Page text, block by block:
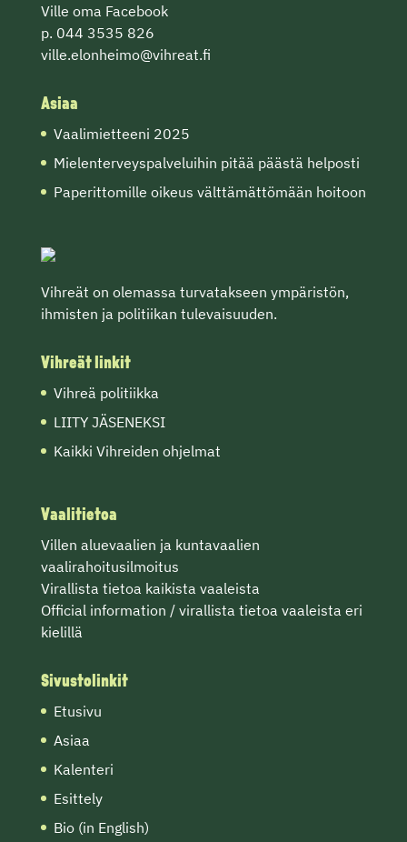
Ville oma Facebook
p. 044 3535 826
ville.elonheimo@vihreat.fi
Asiaa
Vaalimietteeni 2025
Mielenterveyspalveluihin pitää päästä helposti
Paperittomille oikeus välttämättömään hoitoon
Vihreät on olemassa turvatakseen ympäristön,
ihmisten ja politiikan tulevaisuuden.
Vihreät linkit
Vihreä politiikka
LIITY JÄSENEKSI
Kaikki Vihreiden ohjelmat
Vaalitietoa
Villen aluevaalien ja kuntavaalien
vaalirahoitusilmoitus
Virallista tietoa kaikista vaaleista
Official information / virallista tietoa vaaleista eri
kielillä
Sivustolinkit
Etusivu
Asiaa
Kalenteri
Esittely
Bio (in English)